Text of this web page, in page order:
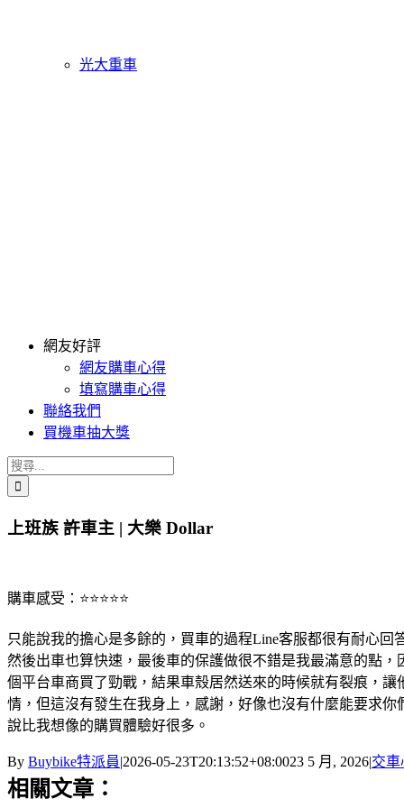
光大重車
網友好評
網友購車心得
填寫購車心得
聯絡我們
買機車抽大獎
搜
索
果：
上班族 許車主 | 大樂 Dollar
購車感受：⭐⭐⭐⭐⭐
只能說我的擔心是多餘的，買車的過程Line客服都很有耐心回
然後出車也算快速，最後車的保護做很不錯是我最滿意的點，
個平台車商買了勁戰，結果車殼居然送來的時候就有裂痕，讓
情，但這沒有發生在我身上，感謝，好像也沒有什麼能要求你
說比我想像的購買體驗好很多。
By Buybike特派員|2026-05-23T20:13:52+08:0023 5 月, 2026|交車
相關文章：